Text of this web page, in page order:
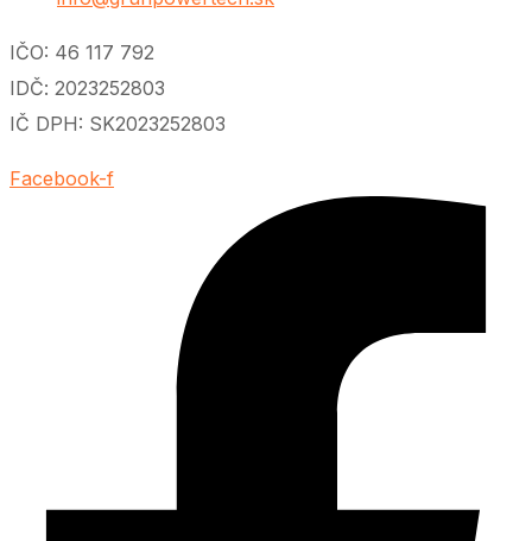
IČO: 46 117 792
IDČ: 2023252803
IČ DPH: SK2023252803
Facebook-f